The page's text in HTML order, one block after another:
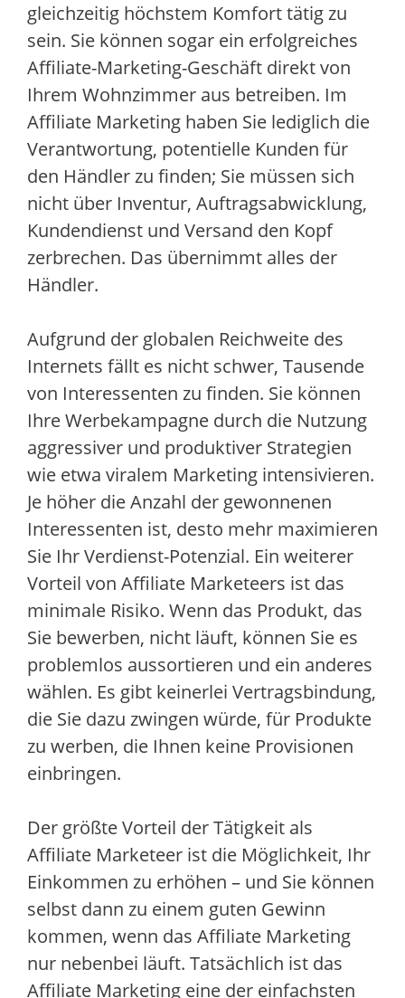
gleichzeitig höchstem Komfort tätig zu
sein. Sie können sogar ein erfolgreiches
Affiliate-Marketing-Geschäft direkt von
Ihrem Wohnzimmer aus betreiben. Im
Affiliate Marketing haben Sie lediglich die
Verantwortung, potentielle Kunden für
den Händler zu finden; Sie müssen sich
nicht über Inventur, Auftragsabwicklung,
Kundendienst und Versand den Kopf
zerbrechen. Das übernimmt alles der
Händler.
Aufgrund der globalen Reichweite des
Internets fällt es nicht schwer, Tausende
von Interessenten zu finden. Sie können
Ihre Werbekampagne durch die Nutzung
aggressiver und produktiver Strategien
wie etwa viralem Marketing intensivieren.
Je höher die Anzahl der gewonnenen
Interessenten ist, desto mehr maximieren
Sie Ihr Verdienst-Potenzial. Ein weiterer
Vorteil von Affiliate Marketeers ist das
minimale Risiko. Wenn das Produkt, das
Sie bewerben, nicht läuft, können Sie es
problemlos aussortieren und ein anderes
wählen. Es gibt keinerlei Vertragsbindung,
die Sie dazu zwingen würde, für Produkte
zu werben, die Ihnen keine Provisionen
einbringen.
Der größte Vorteil der Tätigkeit als
Affiliate Marketeer ist die Möglichkeit, Ihr
Einkommen zu erhöhen – und Sie können
selbst dann zu einem guten Gewinn
kommen, wenn das Affiliate Marketing
nur nebenbei läuft. Tatsächlich ist das
Affiliate Marketing eine der einfachsten